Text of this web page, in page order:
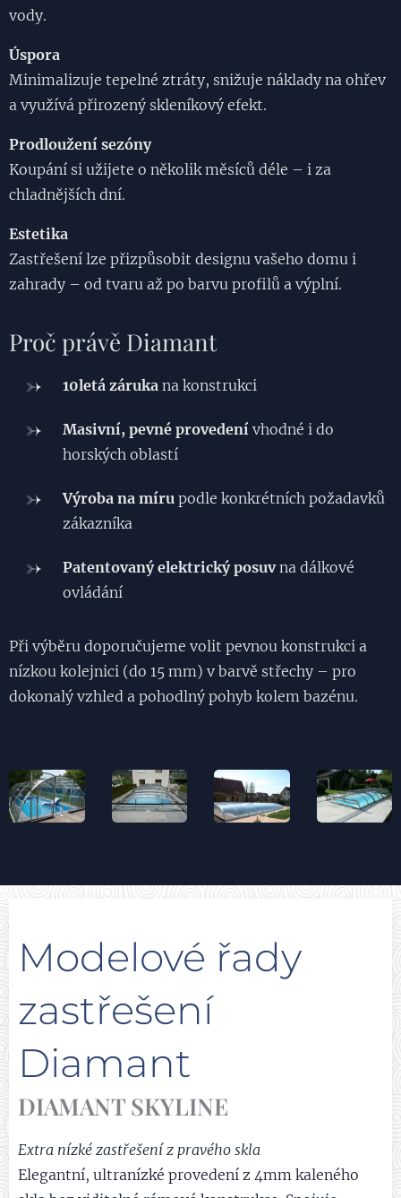
vody.
Úspora
Minimalizuje tepelné ztráty, snižuje náklady na ohřev
a využívá přirozený skleníkový efekt.
Prodloužení sezóny
Koupání si užijete o několik měsíců déle – i za
chladnějších dní.
Estetika
Zastřešení lze přizpůsobit designu vašeho domu i
zahrady – od tvaru až po barvu profilů a výplní.
Proč právě Diamant
10letá záruka na konstrukci
Masivní, pevné provedení vhodné i do
horských oblastí
Výroba na míru podle konkrétních požadavků
zákazníka
Patentovaný elektrický posuvna dálkové
ovládání
Při výběru doporučujeme volit pevnou konstrukci a
nízkou kolejnici (do 15 mm) v barvě střechy – pro
dokonalý vzhled a pohodlný pohyb kolem bazénu.
Modelové řady
zastřešení
Diamant
DIAMANT SKYLINE
Extra nízké zastřešení z pravého skla
Elegantní, ultranízké provedení z 4mm kaleného